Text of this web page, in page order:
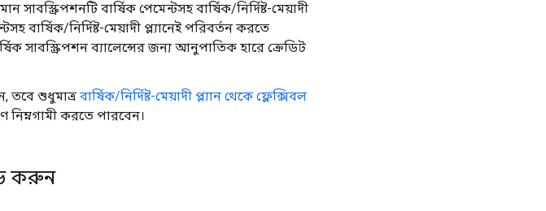
বার্ষিক পেমেন্টসহ বার্ষিক/নির্দিষ্ট-মেয়াদী
বার্ষিক/নির্দিষ্ট-মেয়াদী প্ল্যানেই পরিবর্তন করতে
সাবস্ক্রিপশন ব্যালেন্সের জন্য আনুপাতিক হারে ক্রেডিট
তবে শুধুমাত্র বার্ষিক/নির্দিষ্ট-মেয়াদী প্ল্যান থেকে ফ্লেক্সিবল
নিম্নগামী করতে পারবেন।
করুন